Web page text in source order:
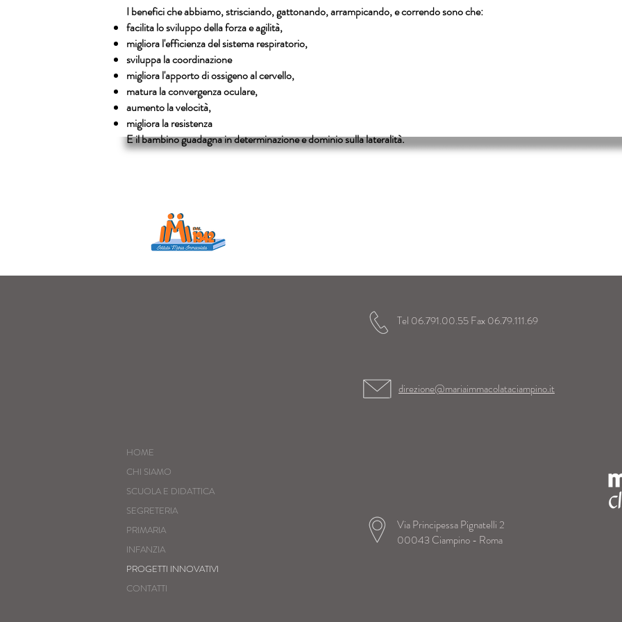
I benefici che abbiamo, strisciando, gattonando, arrampicando, e correndo sono che:
facilita lo sviluppo della forza e agilità,
migliora l'efficienza del sistema respiratorio,
sviluppa la coordinazione
migliora l'apporto di ossigeno al cervello,
matura la convergenza oculare,
aumento la velocità,
migliora la resistenza
E il bambino guadagna in determinazione e dominio sulla lateralità.
Tel 06.791.00.55 Fax 06.79.111.69
direzione@mariaimmacolataciampino.it
HOME
CHI SIAMO
SCUOLA E DIDATTICA
SEGRETERIA
PRIMARIA
INFANZIA
PROGETTI INNOVATIVI
CONTATTI
Via Principessa Pignatelli 2
00043 Ciampino - Roma